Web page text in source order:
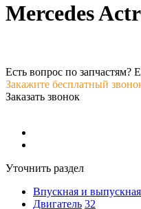
Mercedes
Есть вопрос по запчастям?
Закажите бесплатный
Заказать звонок
Уточнить раздел
Впускная и
Двигатель 32